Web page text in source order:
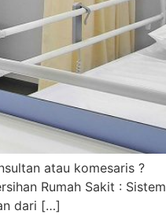
atau komesaris ?
Rumah Sakit : Sistem
dari […]